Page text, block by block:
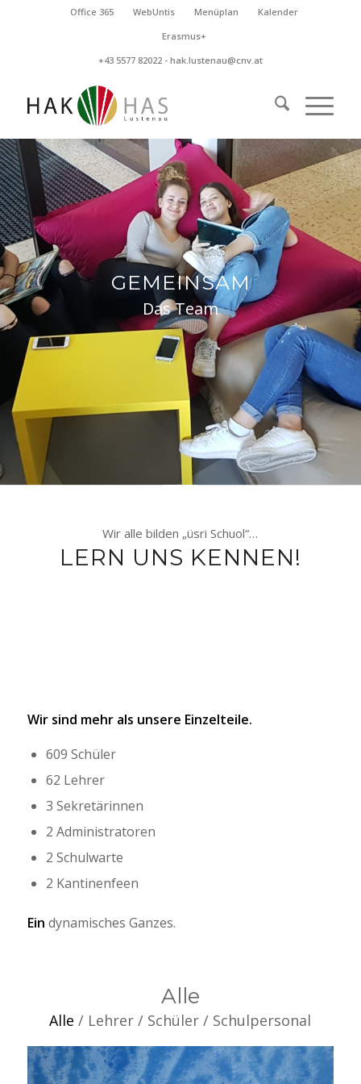
Office 365 WebUntis Menüplan
Kalender
Erasmus+
+43 5577 82022 - hak.lustenau@cnv.at
GEMEINSAM
Das Team
Wir alle bilden „üsri Schuol“…
LERN UNS KENNEN!
Wir sind mehr als unsere Einzelteile.
609 Schüler
62 Lehrer
3 Sekretärinnen
2 Administratoren
2 Schulwarte
2 Kantinenfeen
Ein dynamisches Ganzes.
Alle
Alle / Lehrer / Schüler / Schulpersonal